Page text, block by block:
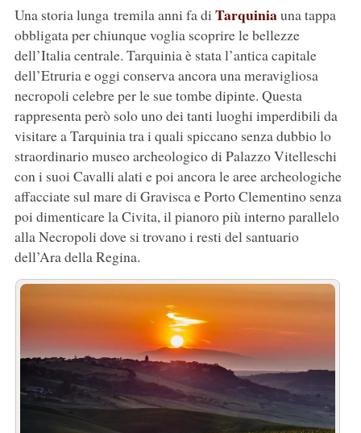
Una storia lunga tremila anni fa di Tarquiniauna tappa
obbligata per chiunque voglia scoprire le bellezze
dell’Italia centrale. Tarquinia è stata l’antica capitale
dell’Etruria e oggi conserva ancora una meravigliosa
necropoli celebre per le sue tombe dipinte. Questa
rappresenta però solo uno dei tanti luoghi imperdibili da
visitare a Tarquinia tra i quali spiccano senza dubbio lo
straordinario museo archeologico di Palazzo Vitelleschi
con i suoi Cavalli alati e poi ancora le aree archeologiche
affacciate sul mare di Gravisca e Porto Clementino senza
poi dimenticare la Civita, il pianoro più interno parallelo
alla Necropoli dove si trovano i resti del santuario
dell’Ara della Regina.